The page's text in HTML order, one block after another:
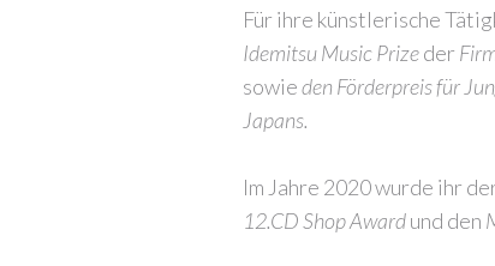
Für ihre künstlerische
Idemitsu Music Prizeder
sowieden Förderpreis für
Japans.
Im Jahre 2020 wurde ihr
12.CD Shop Awardund den